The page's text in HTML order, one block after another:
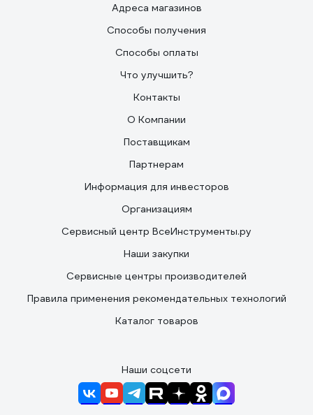
Адреса магазинов
Способы получения
Способы оплаты
Что улучшить?
Контакты
О Компании
Поставщикам
Партнерам
Информация для инвесторов
Организациям
Сервисный центр ВсеИнструменты.ру
Наши закупки
Сервисные центры производителей
Правила применения рекомендательных технологий
Каталог товаров
Наши соцсети